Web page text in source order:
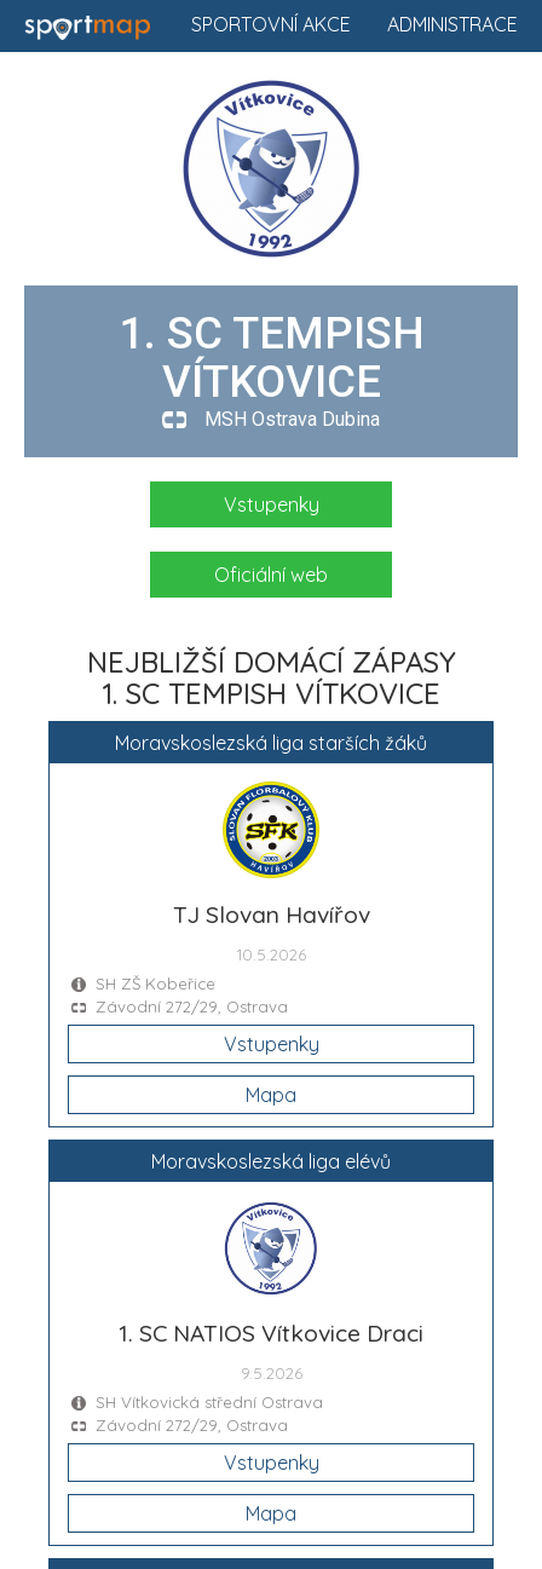
ADMINISTRACE
SPORTOVNÍ AKCE
1. SC TEMPISH
VÍTKOVICE
MSH Ostrava Dubina
Vstupenky
Oficiální web
NEJBLIŽŠÍ DOMÁCÍ ZÁPASY
1. SC TEMPISH VÍTKOVICE
Moravskoslezská liga starších žáků
TJ Slovan Havířov
10.5.2026
SH ZŠ Kobeřice
Závodní 272/29, Ostrava
Vstupenky
Mapa
Moravskoslezská liga elévů
1. SC NATIOS Vítkovice Draci
9.5.2026
SH Vítkovická střední Ostrava
Závodní 272/29, Ostrava
Vstupenky
Mapa